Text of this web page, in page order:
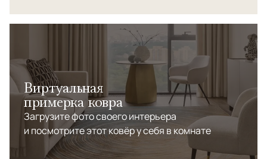
Виртуальная
примерка ковра
Загрузите фото своего интерьера
и посмотрите этот ковёр у себя в комнате